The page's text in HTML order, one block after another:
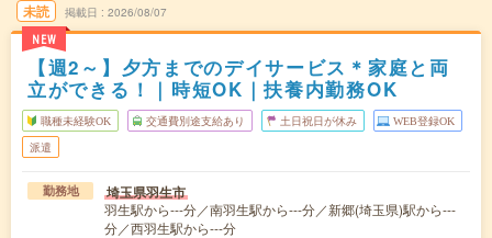
未読
NEW
掲載日 2026/08/07
【週2～】夕方までのデイサービス＊家庭と両
立ができる！｜時短OK｜扶養内勤務OK
職種未経験OK 交通費別途支給あり 土日祝日が休み WEB登録OK
派遣
勤務地 埼玉県羽生市
羽生駅から---分／南羽生駅から---分／新郷(埼玉県)駅から---
分／西羽生駅から---分